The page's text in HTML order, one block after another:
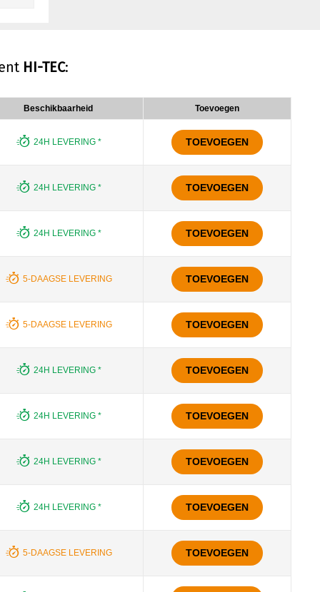
HI-TEC:
Beschikbaarheid Toevoegen
24H LEVERING * TOEVOEGEN
24H LEVERING * TOEVOEGEN
24H LEVERING * TOEVOEGEN
5-DAAGSE LEVERING TOEVOEGEN
5-DAAGSE LEVERING TOEVOEGEN
24H LEVERING * TOEVOEGEN
24H LEVERING * TOEVOEGEN
24H LEVERING * TOEVOEGEN
24H LEVERING * TOEVOEGEN
5-DAAGSE LEVERING TOEVOEGEN